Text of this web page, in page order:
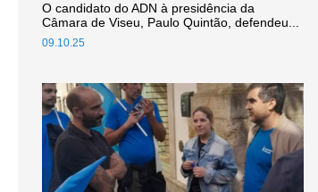
09.10.25
O candidato do ADN à presidência da
Câmara de Viseu, Paulo Quintão, defendeu...